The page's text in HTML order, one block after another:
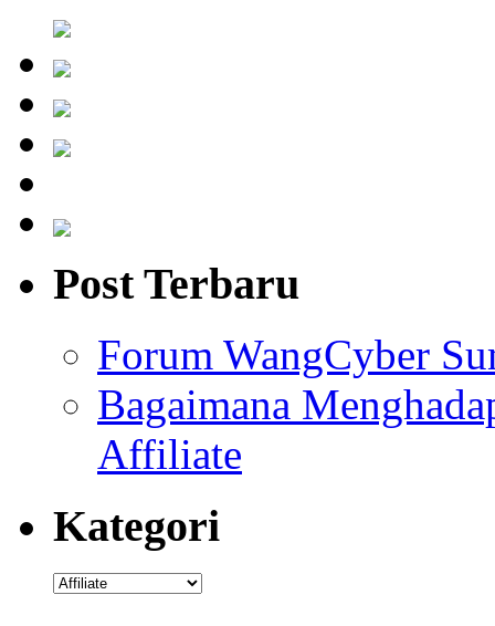
Post Terbaru
Forum WangCyber
Bagaimana
Affiliate
Kategori